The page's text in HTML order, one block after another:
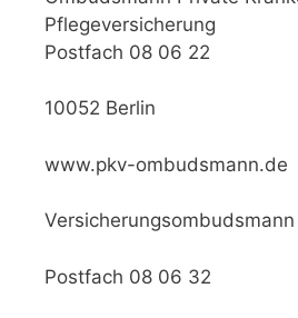
Pflegeversicherung
Postfach 08 06 22
10052 Berlin
www.pkv-ombudsmann.de
Versicherungsombudsmann
Postfach 08 06 32